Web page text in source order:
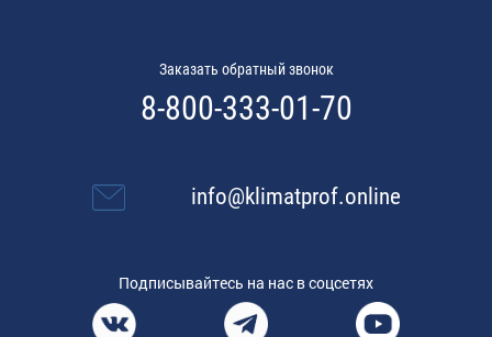
Заказать обратный звонок
8-800-333-01-70
info@klimatprof.online
Подписывайтесь на нас в соцсетях